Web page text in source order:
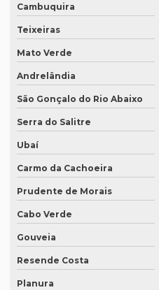
Onde fazer tradução de inglês
Onde fazer tradução
Onde fazer tradução
Onde fazer tradução
Onde fazer tradução
Onde fazer tradução
Onde fazer tradução
Onde fazer transcrição de áudio
Orçamento inglês tradução
Orçamento legendagem
Preço interpretação simultânea
Cambuquira
Teixeiras
Mato Verde
Andrelândia
São Gonçalo do Rio Abaixo
Serra do Salitre
Ubaí
Carmo da Cachoeira
Prudente de Morais
Cabo Verde
Gouveia
Resende Costa
Planura